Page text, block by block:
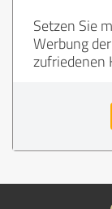
Setzen Sie
Werbung
zufriedenen